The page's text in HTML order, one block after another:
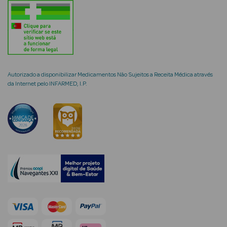
Rosto e
Cosmética
Rosto
Hidratantes
Séruns Faciais
Creme de Olhos
Anti-
envelhecimento
Autorizado a disponibilizar Medicamentos Não Sujeitos a Receita Médica através
da Internet pelo INFARMED, I.P.